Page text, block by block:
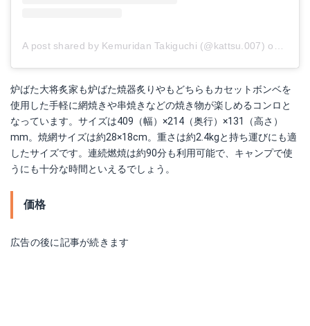
A post shared by Kemuridan Takiguchi (@kattsu.007) on
炉ばた大将炙家も炉ばた焼器炙りやもどちらもカセットボンベを
使用した手軽に網焼きや串焼きなどの焼き物が楽しめるコンロと
なっています。サイズは409（幅）×214（奥行）×131（高さ）
mm。焼網サイズは約28×18cm。重さは約2.4kgと持ち運びにも適
したサイズです。連続燃焼は約90分も利用可能で、キャンプで使
うにも十分な時間といえるでしょう。
価格
広告の後に記事が続きます